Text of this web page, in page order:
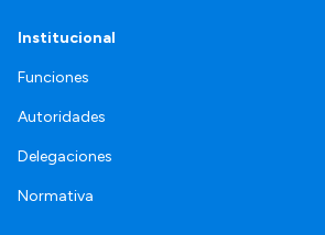
Institucional
Funciones
Autoridades
Delegaciones
Normativa